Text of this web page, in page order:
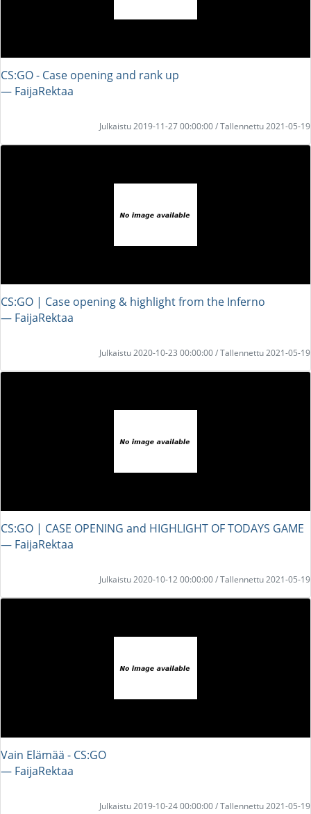
CS:GO - Case opening and rank up
― FaijaRektaa
Julkaistu 2019-11-27 00:00:00 / Tallennettu 2021-05-19
CS:GO | Case opening & highlight from the Inferno
― FaijaRektaa
Julkaistu 2020-10-23 00:00:00 / Tallennettu 2021-05-19
CS:GO | CASE OPENING and HIGHLIGHT OF TODAYS GAME
― FaijaRektaa
Julkaistu 2020-10-12 00:00:00 / Tallennettu 2021-05-19
Vain Elämää - CS:GO
― FaijaRektaa
Julkaistu 2019-10-24 00:00:00 / Tallennettu 2021-05-19